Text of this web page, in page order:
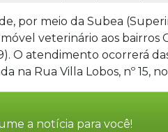
por meio da Subea
veterinário aos bairros
O atendimento ocorrerá
na Rua Villa Lobos, nº 15,
a notícia para você!